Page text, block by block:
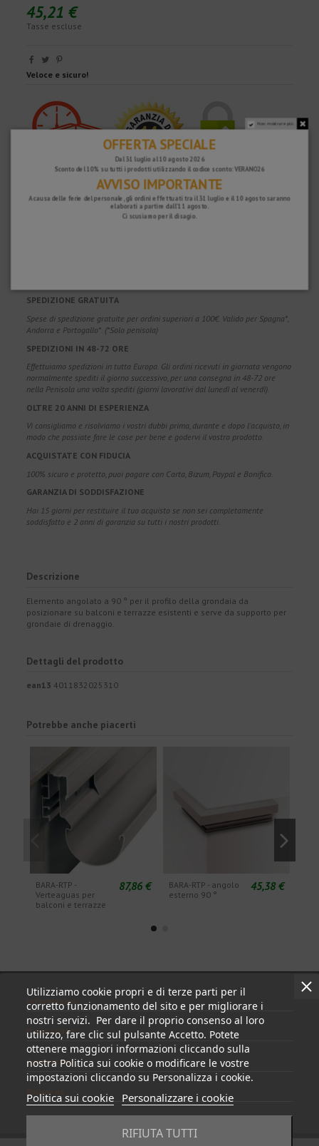
45,21 €
Tasse escluse
Veloce e sicuro!
SPEDIZIONE GRATUITA
Spese di spedizione gratuite per ordini superiori a 100€. Valido per Spagna*,
Andorra e Portogallo*. (*Solo penisola)
SPEDIZIONI IN 48-72 ORE
Effettuiamo spedizioni in tutta Europa. Gli ordini ricevuti in giornata vengono
normalmente spediti il giorno successivo, per una consegna in 48-72 ore
nella Penisola una volta spediti (giorni lavorativi dal lunedì al venerdì).
OLTRE 20 ANNI DI ESPERIENZA
Vi consigliamo e risolviamo i vostri dubbi prima, durante e dopo l'acquisto, in
modo che possiate fare le cose per bene e godervi il vostro prodotto.
ACQUISTATE CON FIDUCIA
100% sicuro e protetto, puoi pagare con Carta, Bizum, Paypal e Bonifico.
GARANZIA DI SODDISFAZIONE
Hai 15 giorni per restituire il tuo acquisto se non sei completamente
soddisfatto e 2 anni di garanzia su tutti i nostri prodotti.
Descrizione
Elemento angolato a 90 ° per il profilo della grondaia da
posizionare su balconi e terrazze esistenti e serve da supporto per
grondaie di drenaggio.
Dettagli del prodotto
ean13 4011832025310
Potrebbe anche piacerti
BARA-RTP -
Verteaguas per
balconi e terrazze
87,86 €
BARA-RTP - angolo
esterno 90 °
45,38 €
Utilizziamo cookie propri e di terze parti per il
corretto funzionamento del sito e per migliorare i
nostri servizi. Per dare il proprio consenso al loro
utilizzo, fare clic sul pulsante Accetto. Potete
ottenere maggiori informazioni cliccando sulla
nostra Politica sui cookie o modificare le vostre
impostazioni cliccando su Personalizza i cookie.
Politica sui cookie Personalizzare i cookie
RIFIUTA TUTTI
Informazioni
Il mio conto
Contattare
Follow us
Non mostrare più.
OFFERTA SPECIALE
Dal 31 luglio al 10 agosto 2026
Sconto del 10% su tutti i prodotti utilizzando il codice sconto: VERANO26
AVVISO IMPORTANTE
A causa delle ferie del personale, gli ordini effettuati tra il 31 luglio e il 10 agosto saranno
elaborati a partire dall'11 agosto.
Ci scusiamo per il disagio.